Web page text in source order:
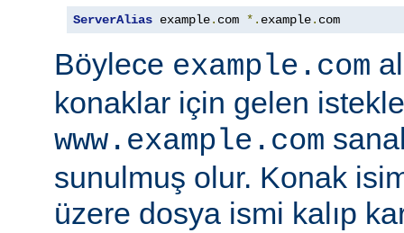
ServerAlias example. com *. example. com
Böylece example.com
konaklar için gelen
www.example.com
sunulmuş olur. Konak
üzere dosya ismi kalıp